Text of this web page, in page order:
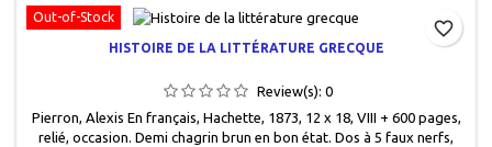
Out-of-Stock
HISTOIRE DE LA LITTÉRATURE GRECQUE
Review(s): 0
Pierron, Alexis En français, Hachette, 1873, 12 x 18, VIII + 600 pages,
relié, occasion. Demi chagrin brun en bon état. Dos à 5 faux nerfs,
favorite_border